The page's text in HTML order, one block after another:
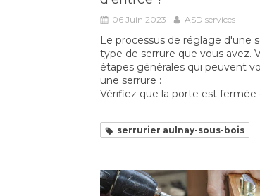
06 Juin 2023 ASD services
Le processus de réglage d'une
type de serrure que vous avez.
étapes générales qui peuvent
une serrure :
Vérifiez que la porte est fermée
serrurier aulnay-sous-bois